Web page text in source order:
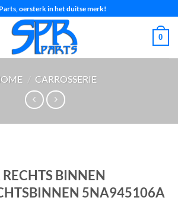
oersterk in het duitse merk!
0
/ CARROSSERIE
BINNEN
5NA945106A